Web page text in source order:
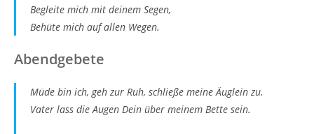
Begleite mich mit deinem Segen,
Behüte mich auf allen Wegen.
Abendgebete
Müde bin ich, geh zur Ruh, schließe meine Äuglein zu.
Vater lass die Augen Dein über meinem Bette sein.